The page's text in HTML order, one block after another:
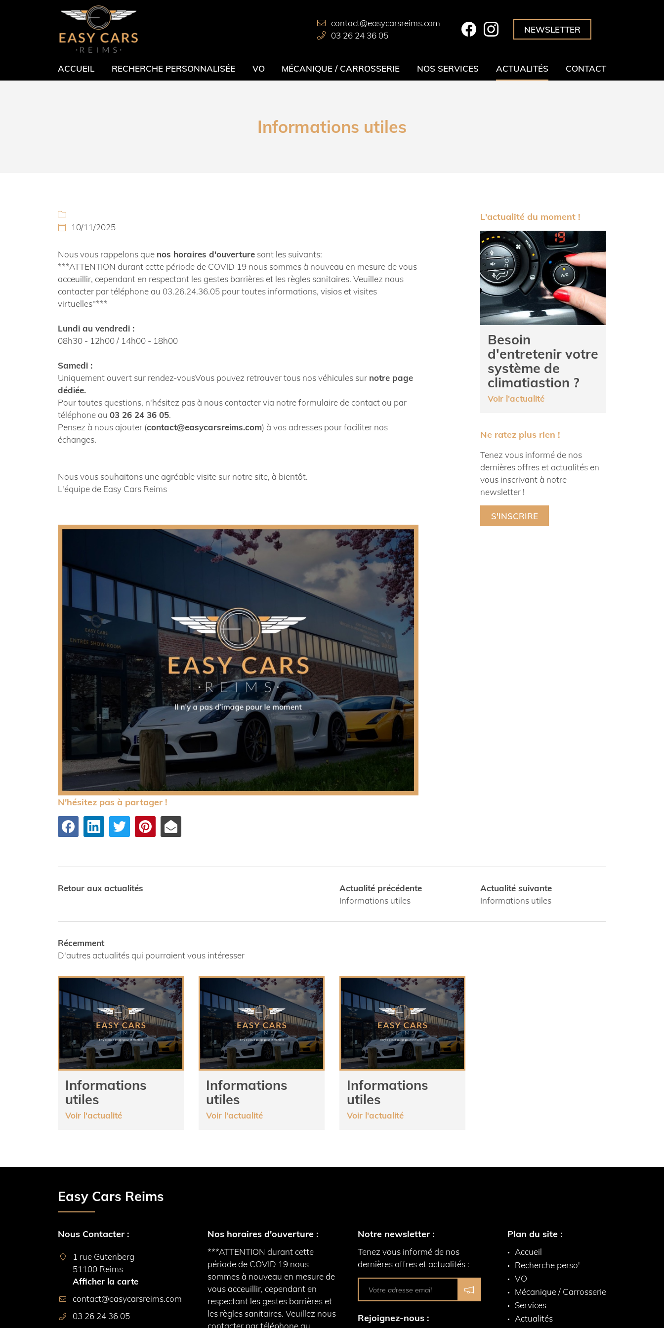
03 26 24 36 05
NEWSLETTER
ACCUEIL RECHERCHE PERSONNALISÉE VO MÉCANIQUE / CARROSSERIE NOS SERVICES ACTUALITÉS CONTACT
51100 Reims
Informations utiles


10/11/2025
Nous vous rappelons que nos horaires d'ouverture sont les suivants:
***ATTENTION durant cette période de COVID 19 nous sommes à nouveau en mesure de vous
acceuillir, cependant en respectant les gestes barrières et les règles sanitaires. Veuillez nous
contacter par téléphone au 03.26.24.36.05 pour toutes informations, visios et visites
virtuelles"***
Lundi au vendredi :
08h30 - 12h00 / 14h00 - 18h00
Samedi :
Uniquement ouvert sur rendez-vousVous pouvez retrouver tous nos véhicules sur notre page
dédiée.
Pour toutes questions, n'hésitez pas à nous contacter via notre formulaire de contact ou par
téléphone au 03 26 24 36 05.
Pensez à nous ajouter (contact@easycarsreims.com) à vos adresses pour faciliter nos
échanges.
Nous vous souhaitons une agréable visite sur notre site, à bientôt.
L'équipe de Easy Cars Reims
N'hésitez pas à partager !
L'actualité du moment !
Besoin
d'entretenir votre
système de
climatiastion ?
Voir l'actualité
Ne ratez plus rien !
Tenez vous informé de nos
dernières offres et actualités en
vous inscrivant à notre
newsletter !
S'INSCRIRE
Retour aux actualités
Actualité précédente
Informations utiles
Actualité suivante
Informations utiles
Récemment
D'autres actualités qui pourraient vous intéresser
Informations
utiles
Voir l'actualité
Informations
utiles
Voir l'actualité
Informations
utiles
Voir l'actualité
Easy Cars Reims
Nous Contacter :
1 rue Gutenberg
51100 Reims
Afficher la carte
03 26 24 36 05
Nos horaires d'ouverture :
***ATTENTION durant cette
période de COVID 19 nous
sommes à nouveau en mesure de
vous acceuillir, cependant en
respectant les gestes barrières et
les règles sanitaires. Veuillez nous
contacter par téléphone au
Notre newsletter :
Tenez vous informé de nos
dernières offres et actualités :
Rejoignez-nous :
Plan du site :
Accueil
Recherche perso'
VO
Mécanique / Carrosserie
Services
Actualités